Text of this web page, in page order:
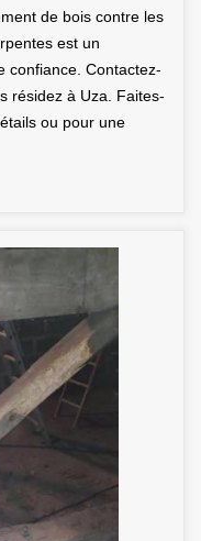
de bois contre les
est un
confiance. Contactez-
résidez à Uza. Faites-
ou pour une